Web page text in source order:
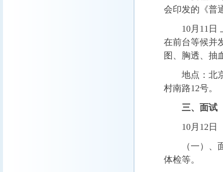
会印发的《普
10月 11 日
在前台等候并
图、胸透、抽
地点：北
村南路12号。
三、面试
10月 12 日
（一）
体检等。